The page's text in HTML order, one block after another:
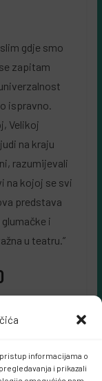
informacijama o
i prikazali
gdje smo
zapitam
ispravno.
Velikoj
na kraju
razumijevali
na kojoj se svi
predstava
glumačke i
u teatru.”